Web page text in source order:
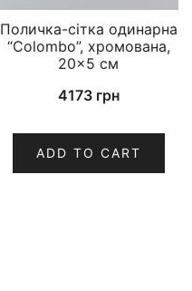
Поличка-сітка одинарна
“Colombo”, хромована,
20×5 см
4173 грн
ADD TO CART